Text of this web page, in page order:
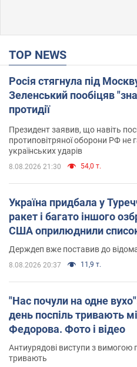
TOP NEWS
Росія стягнула під
Зеленський пообіцяв
протидії
Президент заявив, що навіть
протиповітряної оборони РФ не
українських ударів
8.08.2026 21:30 54,0 т.
Україна придбала у
ракет і багато іншого
США оприлюднили
Держдеп вже поставив до
8.08.2026 20:37 11,9 т.
"Нас почули на одне
день поспіль тривають
Федорова. Фото і відео
Антиурядові виступи з вимогою
тривають